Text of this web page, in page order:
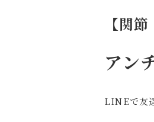
【関
アン
LINEで友